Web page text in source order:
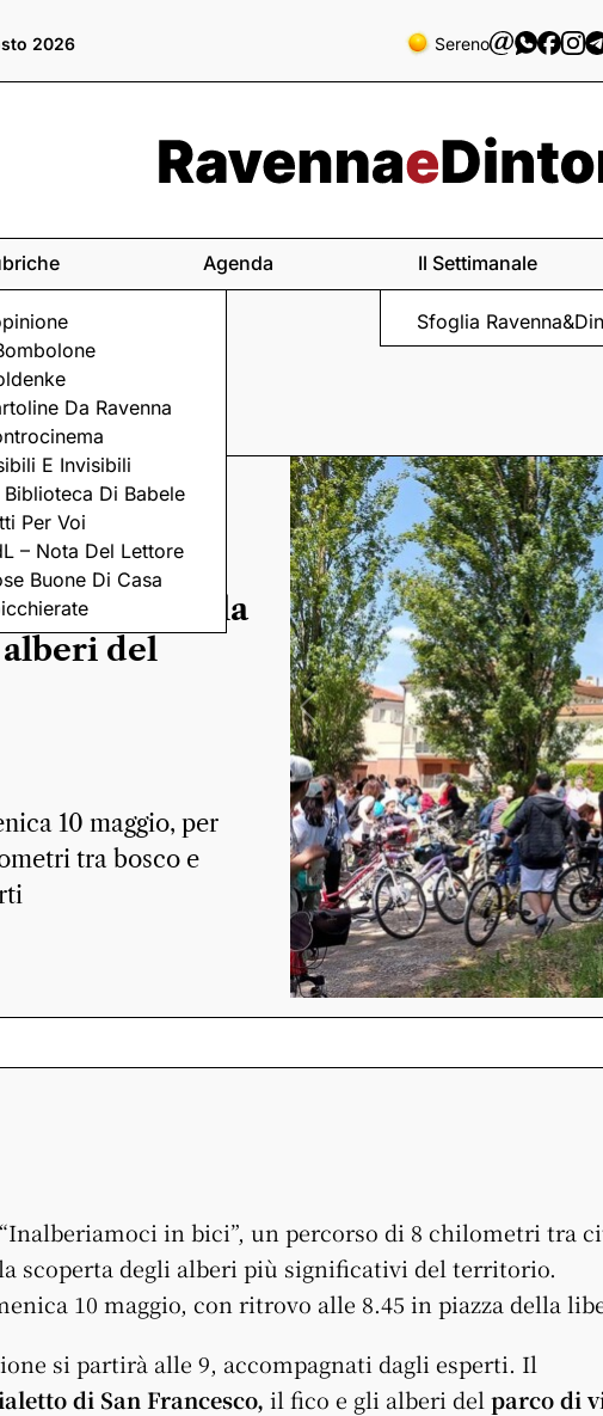
2026 Sereno
Da Ravenna
E Invisibili
Biblioteca Di Babele
Per Voi
– Nota Del Lettore
Buone Di Casa
Agenda Il Settimanale
Sfoglia
in bici alla
del
10 maggio, per
tra bosco e
in bici”, un percorso di 8 chilometri tra
scoperta degli alberi più significativi del territorio.
10 maggio, con ritrovo alle 8.45 in piazza della
si partirà alle 9, accompagnati dagli esperti. Il
di San Francesco, il fico e gli alberi del parco di